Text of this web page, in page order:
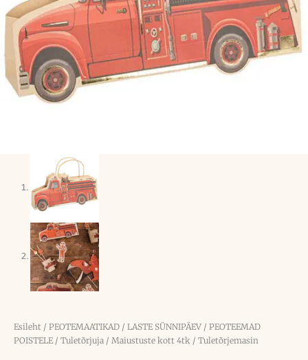
Esileht / PEOTEMAATIKAD / LASTE SÜNNIPÄEV / PEOTEEMAD
POISTELE/ Tuletõrjuja / Maiustuste kott 4tk / Tuletõrjemasin